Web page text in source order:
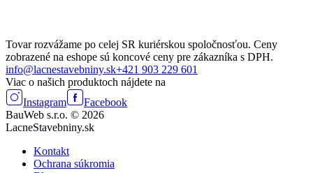
Tovar rozvážame po celej SR kuriérskou spoločnosťou. Ceny
zobrazené na eshope sú koncové ceny pre zákazníka s DPH.
info@lacnestavebniny.sk+421 903 229 601
Viac o našich produktoch nájdete na
Instagram
Facebook
BauWeb s.r.o. © 2026
LacneStavebniny.sk
Kontakt
Ochrana súkromia